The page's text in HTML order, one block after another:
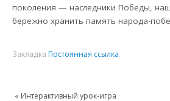
поколения — наследники Победы,
бережно хранить память народа-
Закладка Постоянная ссылка.
« Интерактивный урок-игра